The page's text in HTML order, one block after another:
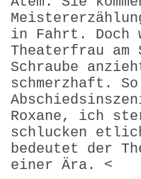
in Fahrt. Doch
Theaterfrau am
Schraube
schmerzhaft.
Roxane, ich
schlucken
bedeutet der
einer Ära. <